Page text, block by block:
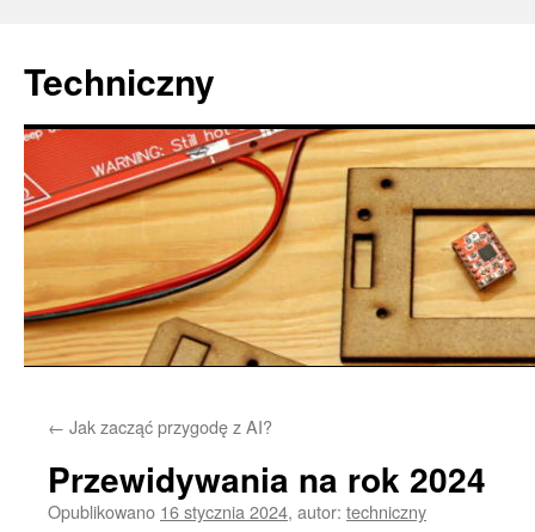
Techniczny
do
treści
← Jak zacząć przygodę z AI?
Przewidywania na rok 2024
Opublikowano 16 stycznia 2024, autor: techniczny